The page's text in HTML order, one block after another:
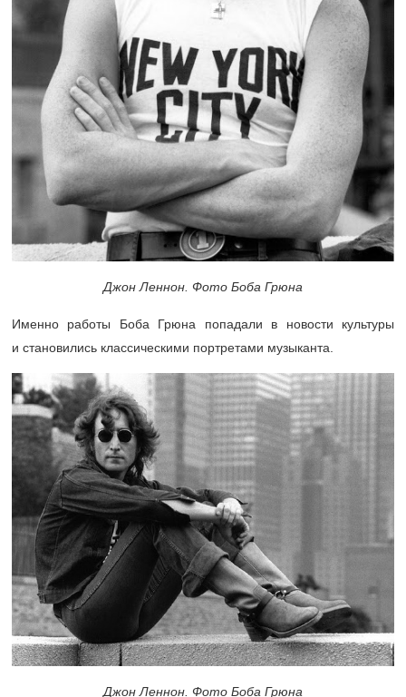
Джон Леннон. Фото Боба Грюна
Именно работы Боба Грюна попадали в новости культуры
и становились классическими портретами музыканта.
Джон Леннон. Фото Боба Грюна